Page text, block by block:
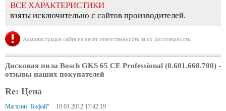
ВСЕ ХАРАКТЕРИСТИКИ
взяты исключительно с сайтов производителей.
Администрация сайта не несет ответственность за их достоверность.
Дисковая пила Bosch GKS 65 CE Professional (0.601.668.700) -
отзывы наших покупателей
Re: Цена
Магазин "Бифай"
10.01.2012 17:42:19